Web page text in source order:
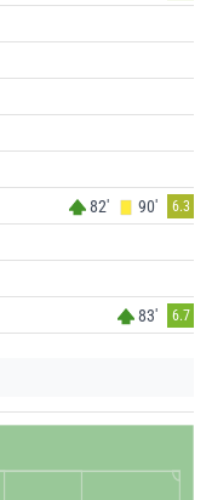
82' 90' 6.3
83' 6.7